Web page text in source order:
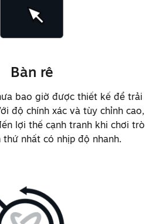
liệu cho thân cần trỏ
thiện cảm giác
năng phát hiện cảm
cần trỏ cơ học
phản hồi và cảm giác
chế switch nút vai
bàn rê để cải thiện
và nhận diện tín
Bàn rê
bao giờ được thiết kế để trải
độ chính xác và tùy chỉnh cao,
lợi thế cạnh tranh khi chơi trò
thứ nhất có nhịp độ nhanh.